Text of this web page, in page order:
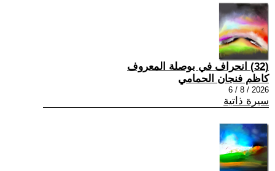
(32) انحراف في بوصلة المعروف
كاظم فنجان الحمامي
2026 / 8 / 6
سيرة ذاتية